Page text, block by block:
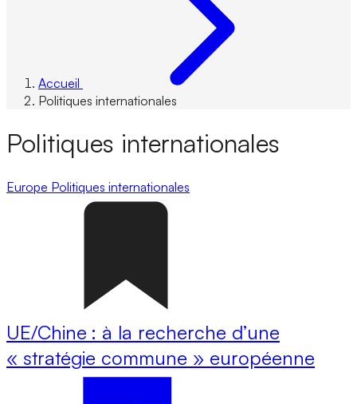
Accueil
Politiques internationales
Politiques internationales
Europe Politiques internationales
UE/Chine : à la recherche d’une
« stratégie commune » européenne